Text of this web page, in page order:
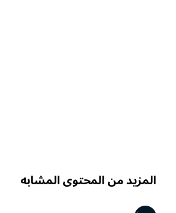
من المحتوى المشابه